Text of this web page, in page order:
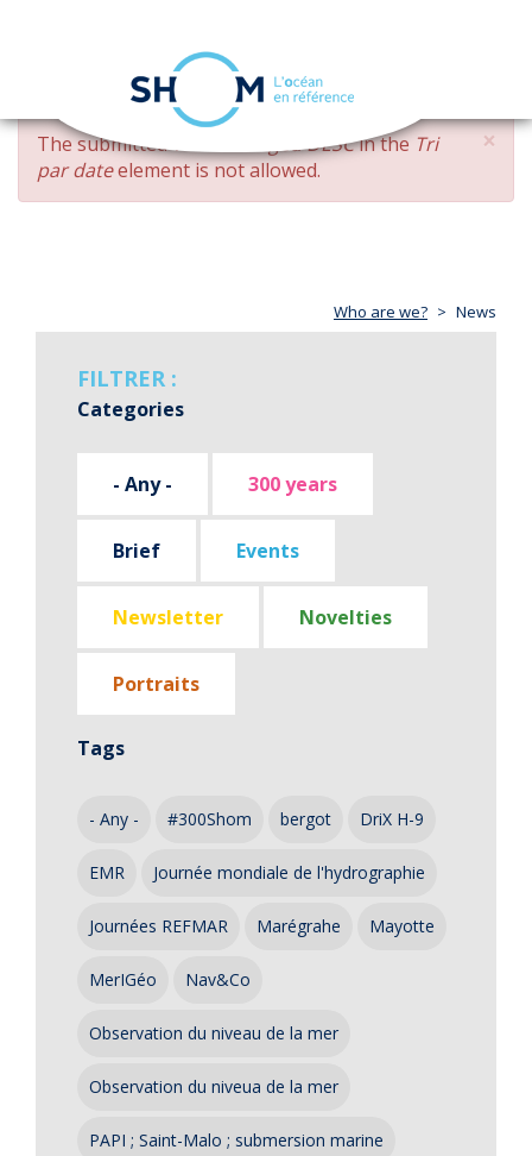
Skip
main
content
navigation
×
ERROR
MESSAGE
The submitted value changed DESCin the Tri
par dateelement is not allowed.
Who are we? News
FILTRER :
Categories
- Any - 300 years
Brief Events
Newsletter Novelties
Portraits
Tags
- Any - #300Shom bergot DriX H-9
EMR Journée mondiale de l'hydrographie
Journées REFMAR Marégrahe Mayotte
MerIGéo Nav&Co
Observation du niveau de la mer
Observation du niveua de la mer
PAPI ; Saint-Malo ; submersion marine